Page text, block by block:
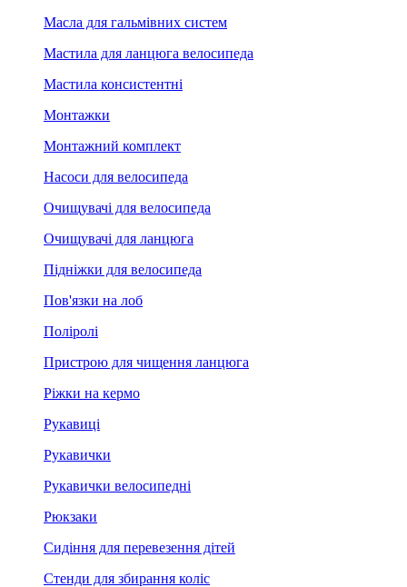
Масла для гальмівних систем
Мастила для ланцюга велосипеда
Мастила консистентні
Монтажки
Монтажний комплект
Насоси для велосипеда
Очищувачі для велосипеда
Очищувачі для ланцюга
Підніжки для велосипеда
Пов'язки на лоб
Поліролі
Пристрою для чищення ланцюга
Ріжки на кермо
Рукавиці
Рукавички
Рукавички велосипедні
Рюкзаки
Сидіння для перевезення дітей
Стенди для збирання коліс